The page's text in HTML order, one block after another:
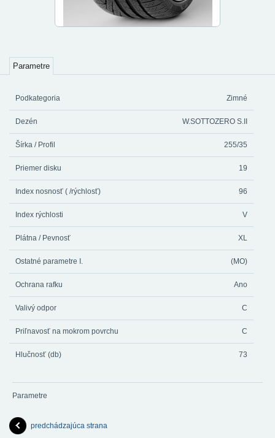
Parametre
Podkategoria Zimné
Dezén W.SOTTOZERO S.II
Šírka / Profil 255/35
Priemer disku 19
Index nosnosť ( /rýchlosť) 96
Index rýchlosti V
Plátna / Pevnosť XL
Ostatné parametre I. (MO)
Ochrana rafku Ano
Valivý odpor C
Priľnavosť na mokrom povrchu C
Hlučnosť (db) 73
Parametre
predchádzajúca strana